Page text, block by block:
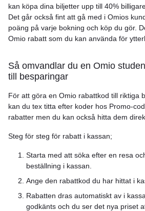
kan köpa dina biljetter upp till 40%
Det går också fint att gå med i Omios
poäng på varje bokning och köp du gör.
Omio rabatt som du kan använda för
Så omvandlar du en Omio
till besparingar
För att göra en Omio rabattkod till riktiga
kan du tex titta efter koder hos Promo-
rabatter men du kan också hitta dem
Steg för steg för rabatt i kassan;
Starta med att söka efter en resa
beställning i kassan.
Ange den rabattkod du har hittat i
Rabatten dras automatiskt av i
godkänts och du ser det nya priset